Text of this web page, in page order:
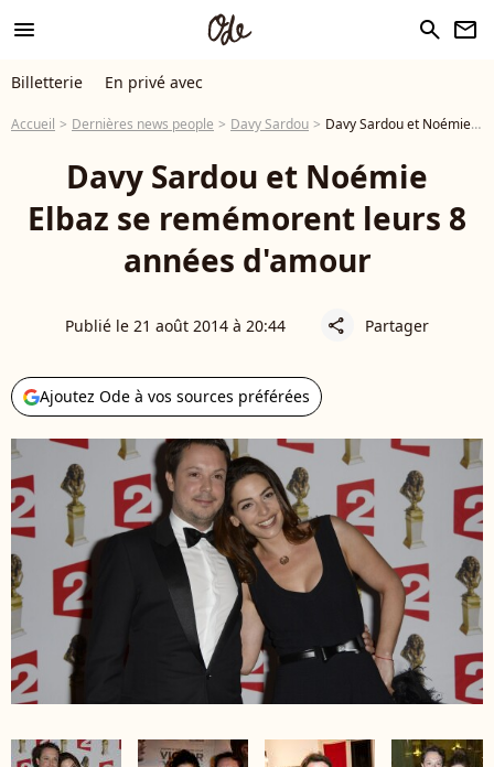
menu search newsletter
Billetterie En privé avec
Accueil Dernières news people Davy Sardou Davy Sardou et Noémie Elbaz se remémorent leurs 8 années d'amour
Davy Sardou et Noémie
Elbaz se remémorent leurs 8
années d'amour
Publié le 21 août 2014 à 20:44 share Partager
Ajoutez Ode à vos sources préférées